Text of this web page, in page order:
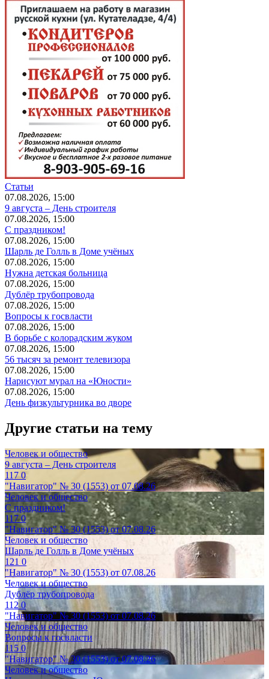
Статьи
07.08.2026, 15:00
9 августа – День строителя
07.08.2026, 15:00
С праздником!
07.08.2026, 15:00
Шарль де Голль в Доме учёных
07.08.2026, 15:00
Нужна детская больница
07.08.2026, 15:00
Дублёр трубопровода
07.08.2026, 15:00
Вопросы к госвласти
07.08.2026, 15:00
В борьбе с колорадским жуком
07.08.2026, 15:00
56 тысяч за ремонт телевизора
07.08.2026, 15:00
Нарисуют мурал на «Юности»
07.08.2026, 15:00
День физкультурника во дворе
Другие статьи на тему
Человек и общество
9 августа – День строителя
1170
"Навигатор" № 30 (1553) от 07.08.26
Человек и общество
С праздником!
1170
"Навигатор" № 30 (1553) от 07.08.26
Человек и общество
Шарль де Голль в Доме учёных
121 0
"Навигатор" № 30 (1553) от 07.08.26
Человек и общество
Дублёр трубопровода
1120
"Навигатор" № 30 (1553) от 07.08.26
Человек и общество
Вопросы к госвласти
1150
"Навигатор" № 30 (1553) от 07.08.26
Человек и общество